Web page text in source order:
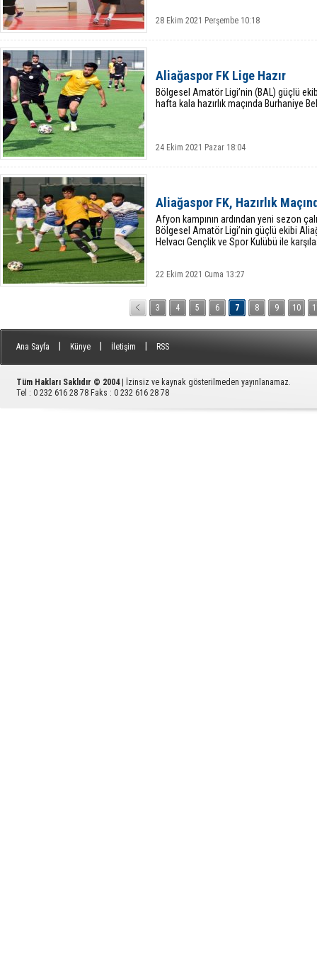
28 Ekim 2021 Perşembe 10:18
Aliağaspor FK Lige Hazır
Bölgesel Amatör Ligi’nin (BAL) güçlü
hafta kala hazırlık maçında Burhaniye
24 Ekim 2021 Pazar 18:04
Aliağaspor FK, Hazırlık
Afyon kampının ardından yeni sezon
Bölgesel Amatör Ligi’nin güçlü ekibi
Helvacı Gençlik ve Spor Kulübü ile
22 Ekim 2021 Cuma 13:27
3 4 5 6 7 8 9 10
Ana Sayfa Künye İletişim RSS
Tüm Hakları Saklıdır © 2004
| İzinsiz ve kaynak gösterilmeden yayınlanamaz.
Tel : 0 232 616 28 78 Faks : 0 232 616 28 78